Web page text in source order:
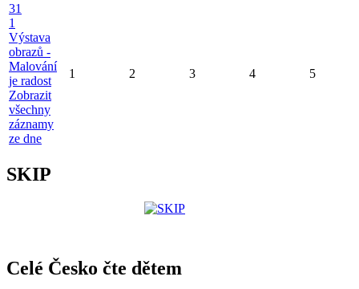
31
1
Výstava
obrazů -
Malování
je radost
Zobrazit
všechny
záznamy
ze dne
1 2 3 4 5
SKIP
Celé Česko čte dětem